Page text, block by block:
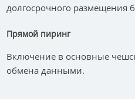
долгосрочного размещения
Прямой пиринг
Включение в основные
обмена данными.